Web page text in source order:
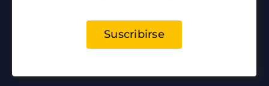
Suscribirse